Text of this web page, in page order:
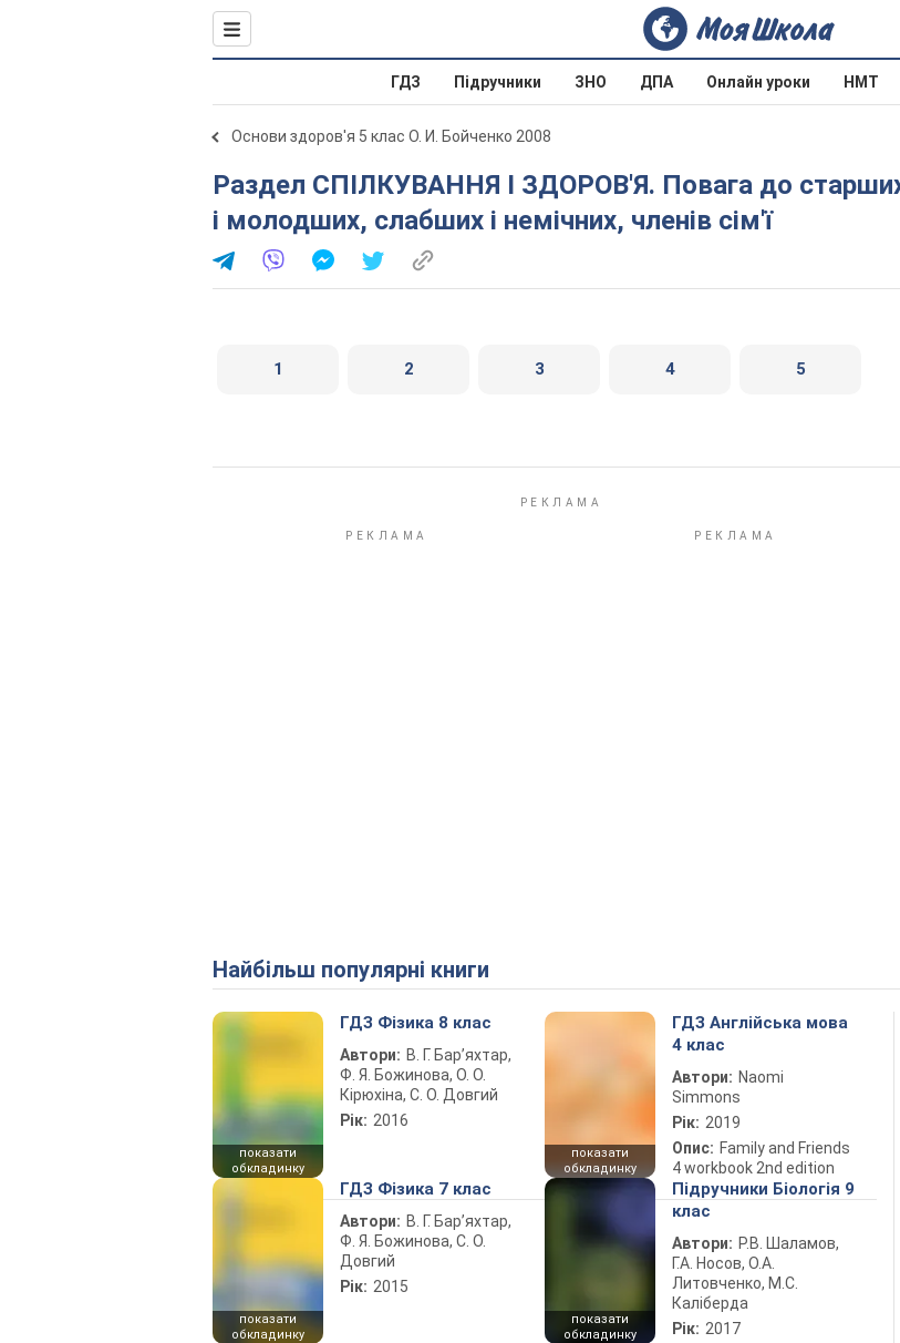
ГДЗ Підручники ЗНО ДПА Онлайн уроки НМТ
Основи здоров'я 5 клас О. И. Бойченко 2008
Раздел СПІЛКУВАННЯ І ЗДОРОВ'Я. Повага до старших
і молодших, слабших і немічних, членів сім'ї
1 2 3 4 5
Найбільш популярні книги
показати
обкладинку
ГДЗ Фізика 8 клас
Автори: В. Г. Бар’яхтар,
Ф. Я. Божинова, О. О.
Кірюхіна, С. О. Довгий
Рік: 2016
показати
обкладинку
ГДЗ Англійська мова
4 клас
Автори: Naomi
Simmons
Рік: 2019
Опис: Family and Friends
4 workbook 2nd edition
показати
обкладинку
ГДЗ Фізика 7 клас
Автори: В. Г. Бар’яхтар,
Ф. Я. Божинова, С. О.
Довгий
Рік: 2015
показати
обкладинку
Підручники Біологія 9
клас
Автори: Р.В. Шаламов,
Г.А. Носов, О.А.
Литовченко, М.С.
Каліберда
Рік: 2017